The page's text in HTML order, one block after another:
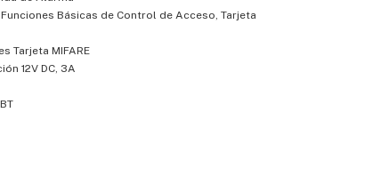
Básicas de Control de Acceso, Tarjeta
Tarjeta MIFARE
12V DC, 3A